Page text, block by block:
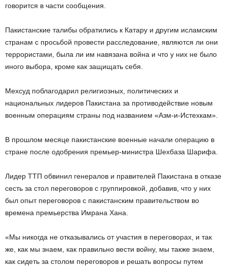
говорится в части сообщения.
Пакистанские талибы обратились к Катару и другим исламским
странам с просьбой провести расследование, являются ли они
террористами, была ли им навязана война и что у них не было
иного выбора, кроме как защищать себя.
Мехсуд поблагодарил религиозных, политических и
национальных лидеров Пакистана за противодействие новым
военным операциям страны под названием «Азм-и-Истехкам».
В прошлом месяце пакистанские военные начали операцию в
стране после одобрения премьер-министра Шехбаза Шарифа.
Лидер ТТП обвинил генералов и правителей Пакистана в отказе
сесть за стол переговоров с группировкой, добавив, что у них
был опыт переговоров с пакистанским правительством во
времена премьерства Имрана Хана.
«Мы никогда не отказывались от участия в переговорах, и так
же, как мы знаем, как правильно вести войну, мы также знаем,
как сидеть за столом переговоров и решать вопросы путем